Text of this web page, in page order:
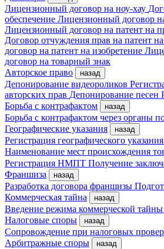
Лицензионный договор на ноу-хау
обеспечение Лицензионный договор
Лицензионный договор на патент на
Договор отчуждения прав на патент
договор на патент на изобретение
договор на товарный знак
Авторское право
назад
Депонирование видеороликов
авторских прав Депонирование песен
Борьба с контрафактом
назад
Борьба с контрафактом через органы
Географические указания
назад
Регистрация географического указания
Наименование мест происхождения
Регистрация НМПТ Получение
Франшиза
назад
Разработка договора франшизы
Коммерческая тайна
назад
Введение режима коммерческой тайны
Налоговые споры
назад
Сопровождение при налоговых
Арбитражные споры
назад